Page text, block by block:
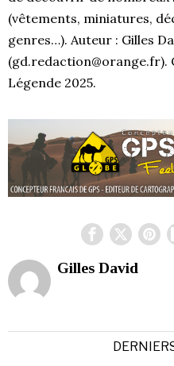
(vêtements, miniatures,
genres…). Auteur : Gilles
(gd.redaction@orange.fr).
Légende 2025.
Gilles David